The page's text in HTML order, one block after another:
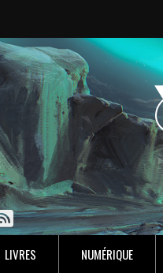
LIVRES NUMÉRIQUE